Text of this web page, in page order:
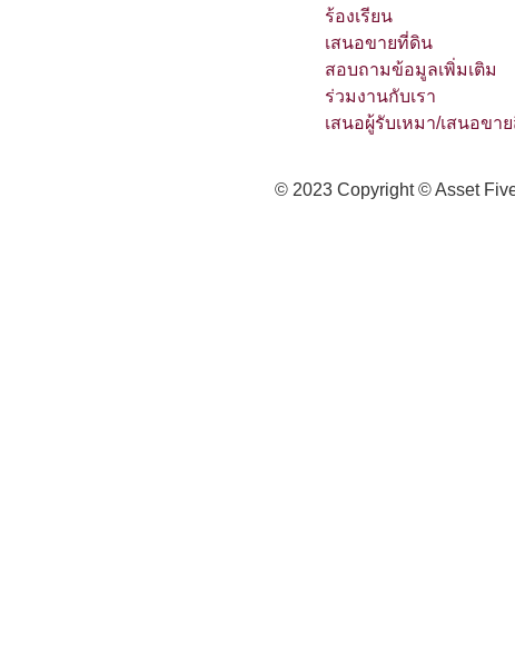
ร้องเรียน
เสนอขายที่ดิน
สอบถามข้อมูลเพิ่มเติม
ร่วมงานกับเรา
เสนอผู้รับเหมา/เสนอขา
© 2023 Copyright © Asset